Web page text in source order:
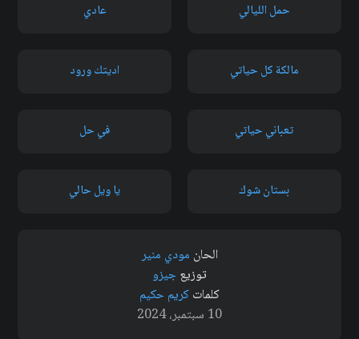
حمل الليالي عادي
مالكة كل حياتي اديتك ورود
تعباني حياتي في حل
بستان شوك يا ويل حالي
الحان مودي منير
توزيعجيزو
كلماتكريم حكيم
10 سبتمبر، 2024